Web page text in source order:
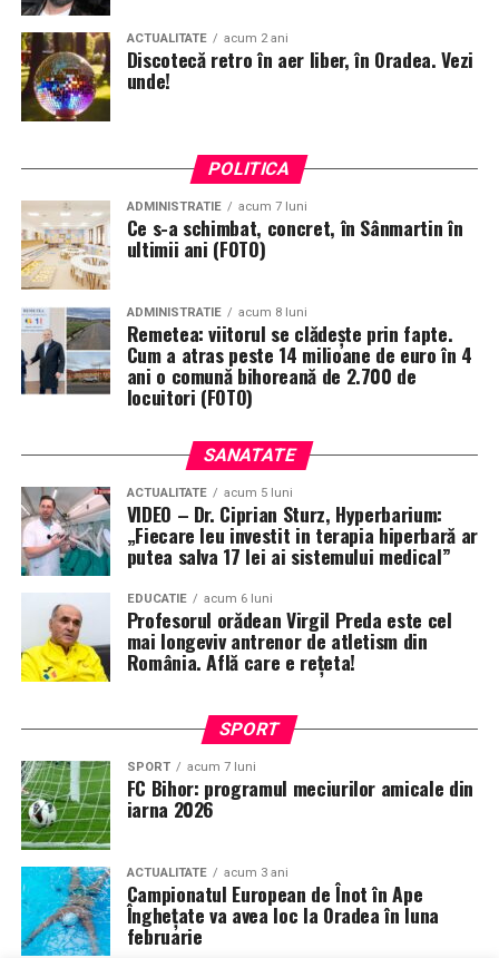
ACTUALITATE acum 2 ani
Discotecă retro în aer liber, în Oradea. Vezi
unde!
POLITICA
ADMINISTRATIE acum 7 luni
Ce s-a schimbat, concret, în Sânmartin în
ultimii ani (FOTO)
ADMINISTRATIE acum 8 luni
Remetea: viitorul se clădește prin fapte.
Cum a atras peste 14 milioane de euro în 4
ani o comună bihoreană de 2.700 de
locuitori (FOTO)
SANATATE
ACTUALITATE acum 5 luni
VIDEO – Dr. Ciprian Sturz, Hyperbarium:
„Fiecare leu investit in terapia hiperbară ar
putea salva 17 lei ai sistemului medical”
EDUCATIE acum 6 luni
Profesorul orădean Virgil Preda este cel
mai longeviv antrenor de atletism din
România. Află care e rețeta!
SPORT
SPORT acum 7 luni
FC Bihor: programul meciurilor amicale din
iarna 2026
ACTUALITATE acum 3 ani
Campionatul European de Înot în Ape
Înghețate va avea loc la Oradea în luna
februarie